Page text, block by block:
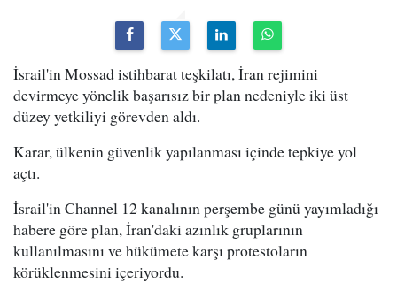
İsrail'in Mossad istihbarat teşkilatı, İran rejimini
devirmeye yönelik başarısız bir plan nedeniyle iki üst
düzey yetkiliyi görevden aldı.
Karar, ülkenin güvenlik yapılanması içinde tepkiye yol
açtı.
İsrail'in Channel 12 kanalının perşembe günü yayımladığı
habere göre plan, İran'daki azınlık gruplarının
kullanılmasını ve hükümete karşı protestoların
körüklenmesini içeriyordu.